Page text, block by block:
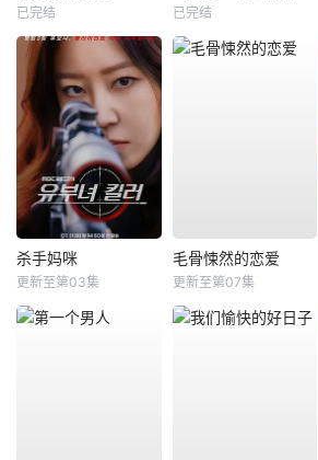
已完结 已完结
杀手妈咪
更新至第03集
毛骨悚然的恋爱
更新至第07集